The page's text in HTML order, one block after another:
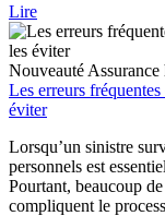
Lire
Nouveauté Assurance
Les erreurs
éviter
Lorsqu’un sinistre
personnels est
Pourtant, beaucoup
compliquent le